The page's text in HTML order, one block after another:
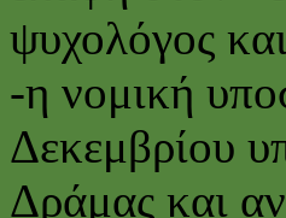
ψυχολόγος
-η νομική
Δεκεμβρίου
Δράμας και